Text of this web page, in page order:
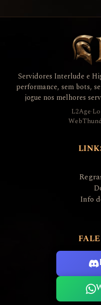
Servidores Interlude e
performance, sem bots,
jogue nos melhores
L2Age·
Info